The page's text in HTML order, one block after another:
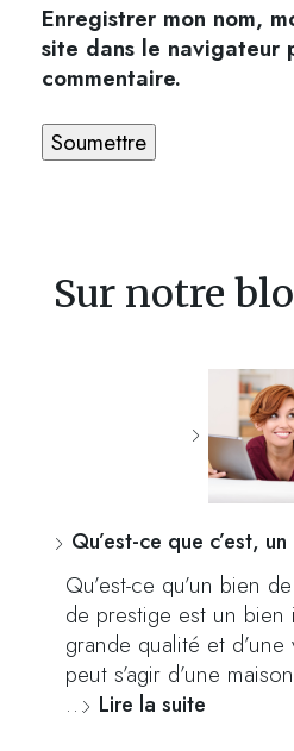
Enregistrer mon nom,
site dans le navigateur
commentaire.
Sur notre
Qu’est-ce que c’est,
Qu’est-ce qu’un bien
de prestige est un bien
grande qualité et
peut s’agir d’une
… Lire la suite